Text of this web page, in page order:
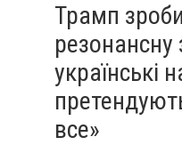
Трамп
резонансну
українські
все»